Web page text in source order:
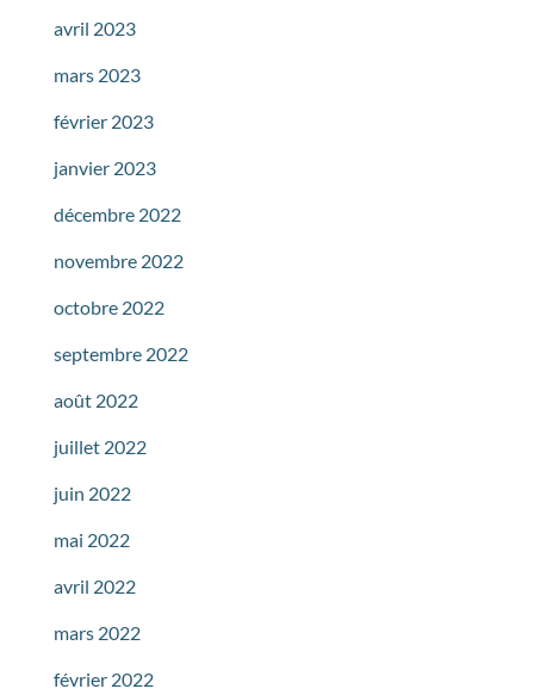
avril 2023
mars 2023
février 2023
janvier 2023
décembre 2022
novembre 2022
octobre 2022
septembre 2022
août 2022
juillet 2022
juin 2022
mai 2022
avril 2022
mars 2022
février 2022